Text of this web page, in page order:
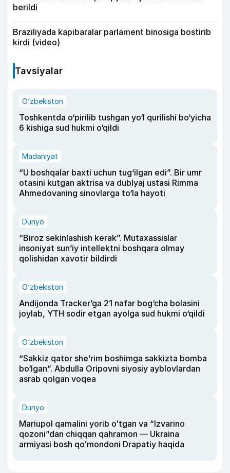
berildi
Braziliyada kapibaralar parlament binosiga bostirib
kirdi (video)
Tavsiyalar
O‘zbekiston
Toshkentda o‘pirilib tushgan yo‘l qurilishi bo‘yicha
6 kishiga sud hukmi o‘qildi
Madaniyat
“U boshqalar baxti uchun tug‘ilgan edi”. Bir umr
otasini kutgan aktrisa va dublyaj ustasi Rimma
Ahmedovaning sinovlarga to‘la hayoti
Dunyo
“Biroz sekinlashish kerak”. Mutaxassislar
insoniyat sun’iy intellektni boshqara olmay
qolishidan xavotir bildirdi
O‘zbekiston
Andijonda Tracker’ga 21 nafar bog‘cha bolasini
joylab, YTH sodir etgan ayolga sud hukmi o‘qildi
O‘zbekiston
“Sakkiz qator she’rim boshimga sakkizta bomba
bo‘lgan”. Abdulla Oripovni siyosiy ayblovlardan
asrab qolgan voqea
Dunyo
Mariupol qamalini yorib oʻtgan va “Izvarino
qozoni”dan chiqqan qahramon — Ukraina
armiyasi bosh qoʻmondoni Drapatiy haqida